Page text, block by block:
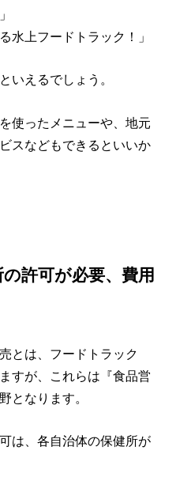
水上フードトラック！」
いえるでしょう。
使ったメニューや、地元
スなどもできるといいか
許可が必要、費用
とは、フードトラック
すが、これらは『食品営
となります。
は、各自治体の保健所が